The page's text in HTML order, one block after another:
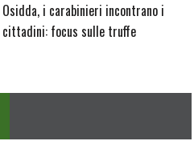
Osidda, i carabinieri incontrano i
cittadini: focus sulle truffe